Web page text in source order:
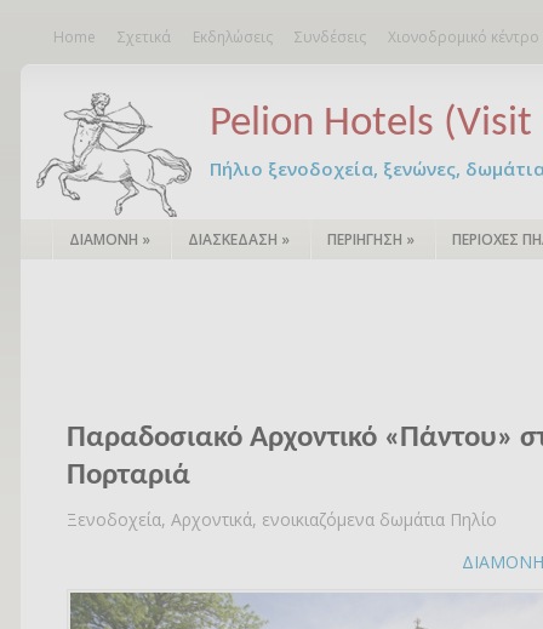
Home Σχετικά Εκδηλώσεις Συνδέσεις Χιονοδρομικό
Pelion Hotels (Visit
Πήλιο ξενοδοχεία, ξενώνες,
ΔΙΑΜΟΝΗ » ΔΙΑΣΚΕΔΑΣΗ » ΠΕΡΙΗΓΗΣΗ » ΠΕΡΙΟΧΕΣ
Παραδοσιακό Αρχοντικό «Πάντου»
Πορταριά
Ξενοδοχεία, Αρχοντικά, ενοικιαζόμενα δωμάτια Πηλίο
ΔΙΑΜΟΝΗ